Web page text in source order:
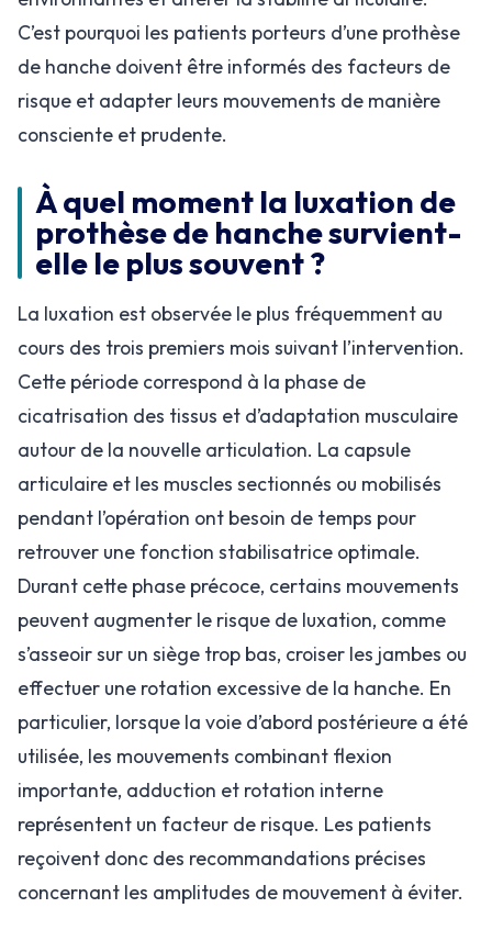
C’est pourquoi les patients porteurs d’une prothèse
de hanche doivent être informés des facteurs de
risque et adapter leurs mouvements de manière
consciente et prudente.
À quel moment la luxation de
prothèse de hanche survient-
elle le plus souvent ?
La luxation est observée le plus fréquemment au
cours des trois premiers mois suivant l’intervention.
Cette période correspond à la phase de
cicatrisation des tissus et d’adaptation musculaire
autour de la nouvelle articulation. La capsule
articulaire et les muscles sectionnés ou mobilisés
pendant l’opération ont besoin de temps pour
retrouver une fonction stabilisatrice optimale.
Durant cette phase précoce, certains mouvements
peuvent augmenter le risque de luxation, comme
s’asseoir sur un siège trop bas, croiser les jambes ou
effectuer une rotation excessive de la hanche. En
particulier, lorsque la voie d’abord postérieure a été
utilisée, les mouvements combinant flexion
importante, adduction et rotation interne
représentent un facteur de risque. Les patients
reçoivent donc des recommandations précises
concernant les amplitudes de mouvement à éviter.